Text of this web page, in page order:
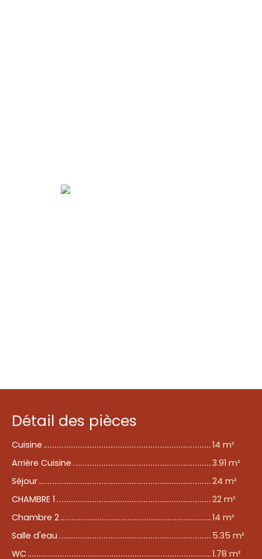
Détail des pièces
Cuisine
14 m²
Arrière Cuisine
3.91 m²
Séjour
24 m²
CHAMBRE 1
22 m²
Chambre 2
14 m²
Salle d'eau
5.35 m²
WC
1.78 m²